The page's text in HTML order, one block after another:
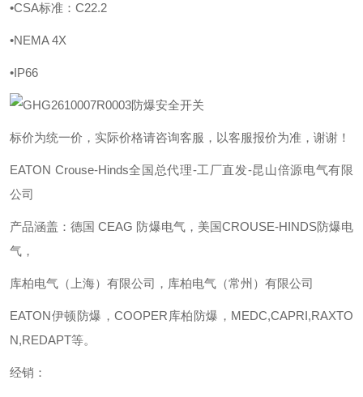
•CSA标准：C22.2
•NEMA 4X
•IP66
标价为统一价，实际价格请咨询客服，以客服报价为准，谢谢！
EATON Crouse-Hinds全国总代理-工厂直发-昆山倍源电气有限
公司
产品涵盖：德国 CEAG 防爆电气，美国CROUSE-HINDS防爆电
气，
库柏电气（上海）有限公司，库柏电气（常州）有限公司
EATON伊顿防爆，COOPER库柏防爆，MEDC,CAPRI,RAXTO
N,REDAPT等。
经销：